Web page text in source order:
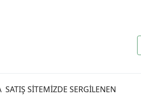
SATIŞ SİTEMİZDE SERGİLENEN